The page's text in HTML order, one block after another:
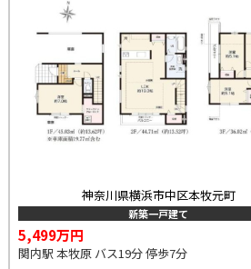
神奈川県横浜市中区本牧元町
新築一戸建て
5,499万円
関内駅 本牧原 バス19分 停歩7分